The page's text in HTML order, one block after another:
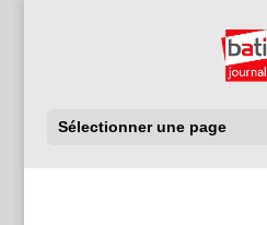
Sélectionner une page